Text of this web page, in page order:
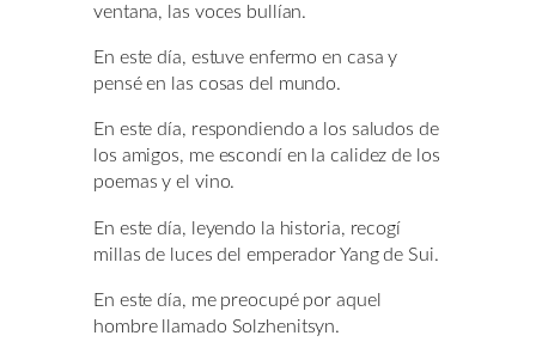
ventana, las voces bullían.
En este día, estuve enfermo en casa y
pensé en las cosas del mundo.
En este día, respondiendo a los saludos de
los amigos, me escondí en la calidez de los
poemas y el vino.
En este día, leyendo la historia, recogí
millas de luces del emperador Yang de Sui.
En este día, me preocupé por aquel
hombre llamado Solzhenitsyn.